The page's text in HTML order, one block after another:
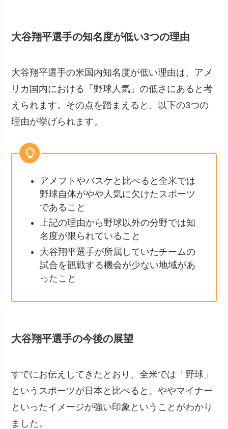
大谷翔平選手の知名度が低い3つの理由
大谷翔平選手の米国内知名度が低い理由は、アメ
リカ国内における「野球人気」の低さにあると考
えられます。その点を踏まえると、以下の3つの
理由が挙げられます。
アメフトやバスケと比べると全米では
野球自体がやや人気に欠けたスポーツ
であること
上記の理由から野球以外の分野では知
名度が限られていること
大谷翔平選手が所属していたチームの
試合を観戦する機会が少ない地域があ
ったこと
大谷翔平選手の今後の展望
すでにお伝えしてきたとおり、全米では「野球」
というスポーツが日本と比べると、ややマイナー
といったイメージが強い印象ということがわかり
ました。